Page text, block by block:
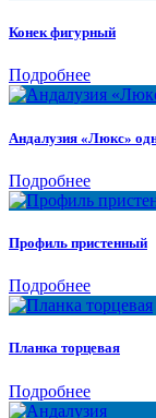
Конек фигурный
Подробнее
Андалузия «Люкс»
Подробнее
Профиль пристенный
Подробнее
Планка торцевая
Подробнее